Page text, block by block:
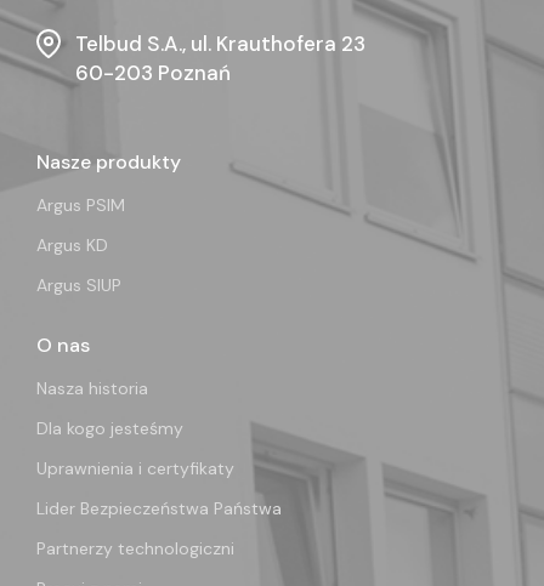
Telbud S.A., ul. Krauthofera 23
60-203 Poznań
Nasze produkty
Argus PSIM
Argus KD
Argus SIUP
O nas
Nasza historia
Dla kogo jesteśmy
Uprawnienia i certyfikaty
Lider Bezpieczeństwa Państwa
Partnerzy technologiczni